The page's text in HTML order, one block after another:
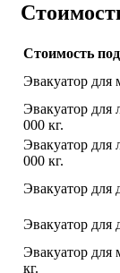
Стоимость
Эвакуатор для
Эвакуатор для
000 кг.
Эвакуатор для
000 кг.
Эвакуатор для
Эвакуатор для
Эвакуатор для
кг.